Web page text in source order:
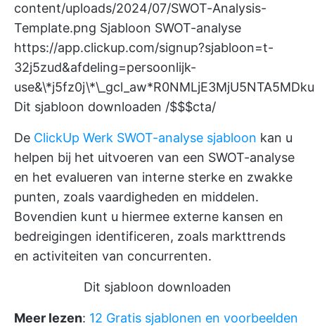
content/uploads/2024/07/SWOT-Analysis-
Template.png Sjabloon SWOT-analyse
https://app.clickup.com/signup?sjabloon=t-
32j5zud&afdeling=persoonlijk-
Dit sjabloon downloaden /$$$cta/
De ClickUp Werk SWOT-analyse sjabloon kan u
helpen bij het uitvoeren van een SWOT-analyse
en het evalueren van interne sterke en zwakke
punten, zoals vaardigheden en middelen.
Bovendien kunt u hiermee externe kansen en
bedreigingen identificeren, zoals markttrends
en activiteiten van concurrenten.
Dit sjabloon downloaden
Meer lezen: 12 Gratis sjablonen en voorbeelden